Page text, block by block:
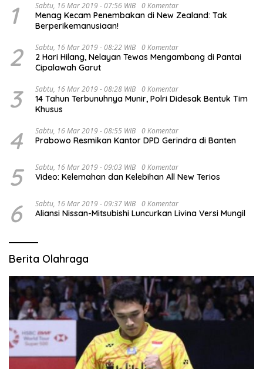
1 Sabtu, 16 Mar 2019 - 07:56 WIB 0 Komentar
Menag Kecam Penembakan di New Zealand: Tak
Berperikemanusiaan!
2 Sabtu, 16 Mar 2019 - 08:22 WIB 0 Komentar
2 Hari Hilang, Nelayan Tewas Mengambang di Pantai
Cipalawah Garut
3 Sabtu, 16 Mar 2019 - 08:28 WIB 0 Komentar
14 Tahun Terbunuhnya Munir, Polri Didesak Bentuk Tim
Khusus
4 Sabtu, 16 Mar 2019 - 08:55 WIB 0 Komentar
Prabowo Resmikan Kantor DPD Gerindra di Banten
5 Sabtu, 16 Mar 2019 - 09:03 WIB 0 Komentar
Video: Kelemahan dan Kelebihan All New Terios
6 Sabtu, 16 Mar 2019 - 09:37 WIB 0 Komentar
Aliansi Nissan-Mitsubishi Luncurkan Livina Versi Mungil
Berita Olahraga